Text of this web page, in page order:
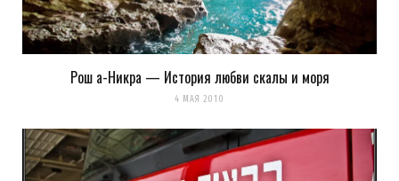
Рош а-Никра — История любви скалы и моря
4 МАЯ 2010